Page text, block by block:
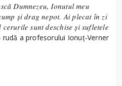
Dumnezeu, Ionutul meu
și drag nepot. Ai plecat în zi
sunt deschise și sufletele
rudă a profesorului Ionuț-Verner